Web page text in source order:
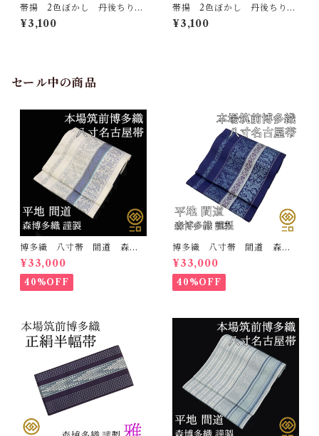
帯揚 2色ぼかし 丹後ちりめ
ん 正絹 日本製 和装小
物 おしゃれ おびあげ 着
¥3,100
帯揚 2色ぼかし 丹後ちりめ
ん 正絹 日本製 和装小
物 おしゃれ おびあげ 着
¥3,100
セール中の商品
博多織 八寸帯 間道 森博
多織 正絹 日本製 未仕立
て 名古屋帯
¥33,000
40%OFF
博多織 八寸帯 間道 森博
多織 正絹 日本製 未仕立
て 名古屋帯
¥33,000
40%OFF